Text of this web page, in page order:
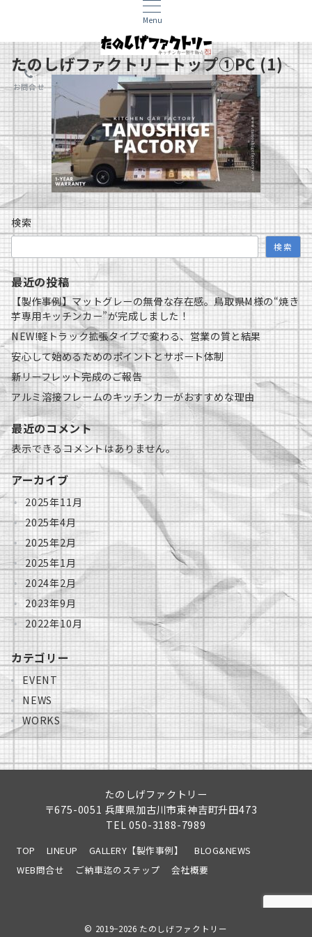
Menu
お問合せ
たのしげファクトリートップ①PC (1)
検索
検索
最近の投稿
【製作事例】マットグレーの無骨な存在感。鳥取県M様の“焼き
芋専用キッチンカー”が完成しました！
NEW!軽トラック拡張タイプで変わる、営業の質と結果
安心して始めるためのポイントとサポート体制
新リーフレット完成のご報告
アルミ溶接フレームのキッチンカーがおすすめな理由
最近のコメント
表示できるコメントはありません。
アーカイブ
2025年11月
2025年4月
2025年2月
2025年1月
2024年2月
2023年9月
2022年10月
カテゴリー
EVENT
NEWS
WORKS
たのしげファクトリー
〒675-0051 兵庫県加古川市東神吉町升田473
TEL050-3188-7989
TOP LINEUP GALLERY【製作事例】
BLOG&NEWS
WEB問合せ
ご納車迄のステップ 会社概要
© 2019−2026 たのしげファクトリー